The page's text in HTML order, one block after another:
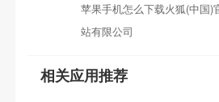
苹果手机怎么下载火狐(中国)
站有限公司
相关应用推荐